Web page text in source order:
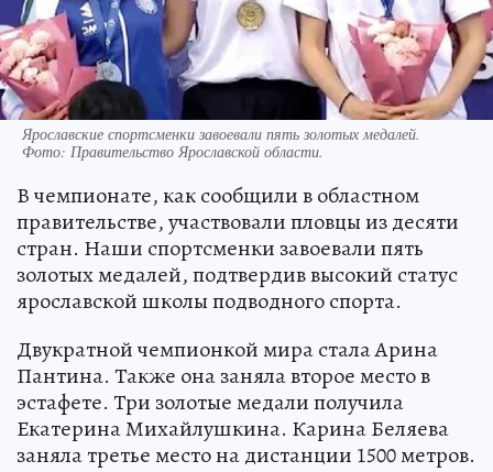
Ярославские спортсменки завоевали пять золотых медалей.
Фото: Правительство Ярославской области.
В чемпионате, как сообщили в областном
правительстве, участвовали пловцы из десяти
стран. Наши спортсменки завоевали пять
золотых медалей, подтвердив высокий статус
ярославской школы подводного спорта.
Двукратной чемпионкой мира стала Арина
Пантина. Также она заняла второе место в
эстафете. Три золотые медали получила
Екатерина Михайлушкина. Карина Беляева
заняла третье место на дистанции 1500 метров.